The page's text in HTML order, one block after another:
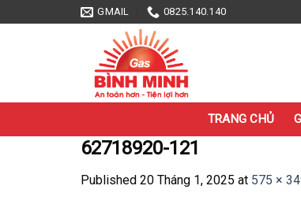
to
GMAIL 0825.140.140
TRANG CHỦ
62718920-121
Published 20 Tháng 1, 2025 at 575 ×